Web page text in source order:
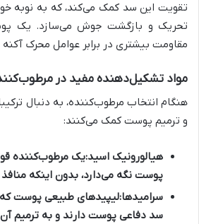
تقویت این سد کمک می‌کند، که به نوبه
تحریک و بازگشت جوش می‌سازد. یک
مقاومت بیشتری در برابر عوامل محرک آکنه
مواد تشکیل‌دهنده مفید در
هنگام انتخاب مرطوب‌کننده، به دنبال
و ترمیم پوست کمک می‌کنند:
هیالورونیک اسید:یک مرطوب‌کننده
پوست نگه می‌دارد، بدون اینکه
سرامیدها:لیپیدهای طبیعی پوست
سد دفاعی پوست دارند و به ترمیم